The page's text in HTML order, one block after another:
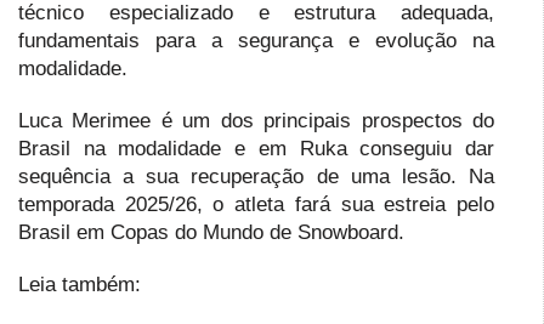
técnico especializado e estrutura adequada,
fundamentais para a segurança e evolução na
modalidade.
Luca Merimee é um dos principais prospectos do
Brasil na modalidade e em Ruka conseguiu dar
sequência a sua recuperação de uma lesão. Na
temporada 2025/26, o atleta fará sua estreia pelo
Brasil em Copas do Mundo de Snowboard.
Leia também: